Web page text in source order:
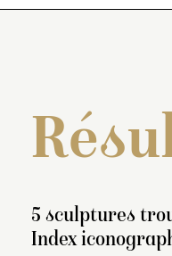
5 sculptures
Index